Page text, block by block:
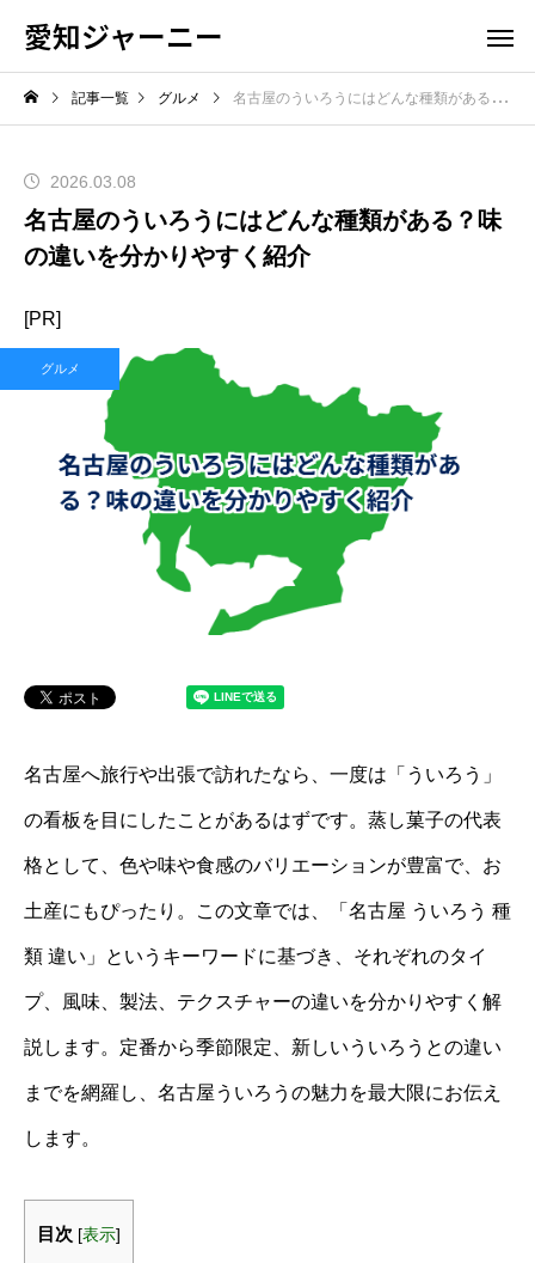
愛知ジャーニー
記事一覧 グルメ 名古屋のういろうにはどんな種類がある？味の違いを分かりやすく紹介
2026.03.08
名古屋のういろうにはどんな種類がある？味
の違いを分かりやすく紹介
[PR]
グルメ
名古屋へ旅行や出張で訪れたなら、一度は「ういろう」
の看板を目にしたことがあるはずです。蒸し菓子の代表
格として、色や味や食感のバリエーションが豊富で、お
土産にもぴったり。この文章では、「名古屋 ういろう 種
類 違い」というキーワードに基づき、それぞれのタイ
プ、風味、製法、テクスチャーの違いを分かりやすく解
説します。定番から季節限定、新しいういろうとの違い
までを網羅し、名古屋ういろうの魅力を最大限にお伝え
します。
目次 [表示]